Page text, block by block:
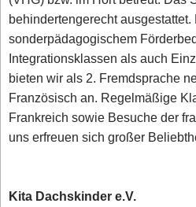
behindertengerecht
sonderpädagogischem
Integrationsklassen als auch
bieten wir als 2. Fremdsprache
Französisch an. Regelmäßige
Frankreich sowie Besuche der
uns erfreuen sich großer
Kita Dachskinder e.V.